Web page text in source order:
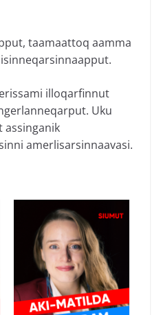
taamaattoq aamma
illoqarfinnut
Uku
assinganik
amerlisarsinnaavasi.